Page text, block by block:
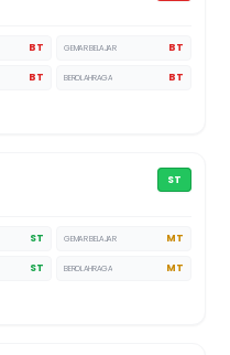
BT GEMAR BELAJAR BT
BT BEROLAHRAGA BT
ST
ST GEMAR BELAJAR MT
ST BEROLAHRAGA MT